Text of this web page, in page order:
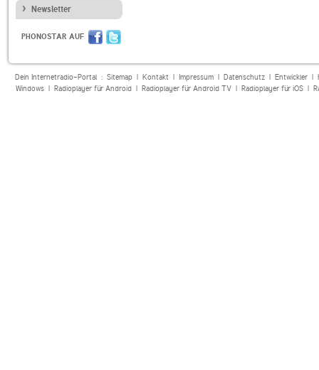
Newsletter
PHONOSTAR AUF
Dein Internetradio-Portal : Sitemap| Kontakt| Impressum| Datenschutz| Entwickler|
Windows| Radioplayer für Android| Radioplayer für Android TV| Radioplayer für iOS|